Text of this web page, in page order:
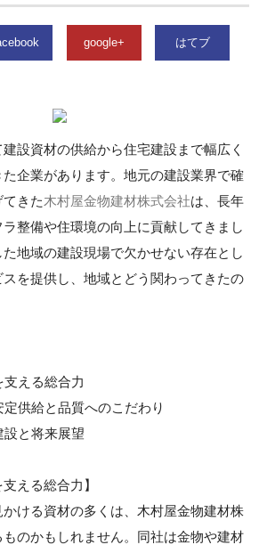
google+ はてブ
設資材の供給から住宅建設まで幅広く
企業があります。地元の建設業界で確
きた木村屋金物建材株式会社は、長年
整備や住環境の向上に貢献してきまし
地域の建設現場で欠かせない存在とし
を提供し、地域とどう関わってきたの
える総合力
供給と品質へのこだわり
設と将来展望
える総合力】
ける資材の多くは、木村屋金物建材株
のかもしれません。同社は金物や建材